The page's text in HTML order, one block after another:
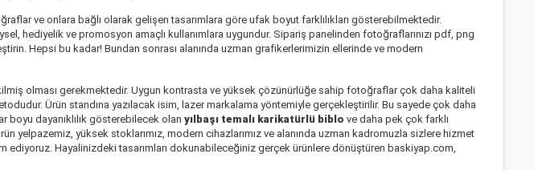
ve onlara bağlı olarak gelişen tasarımlara göre ufak boyut farklılıkları gösterebilmektedir.
hediyelik ve promosyon amaçlı kullanımlara uygundur. Sipariş panelinden fotoğraflarınızı pdf, png
Hepsi bu kadar! Bundan sonrası alanında uzman grafikerlerimizin ellerinde ve modern
olması gerekmektedir. Uygun kontrasta ve yüksek çözünürlüğe sahip fotoğraflar çok daha kaliteli
Ürün standına yazılacak isim, lazer markalama yöntemiyle gerçekleştirilir. Bu sayede çok daha
boyu dayanıklılık gösterebilecek olan yılbaşı temalı karikatürlü biblo ve daha pek çok farklı
yelpazemiz, yüksek stoklarımız, modern cihazlarımız ve alanında uzman kadromuzla sizlere hizmet
ediyoruz. Hayalinizdeki tasarımları dokunabileceğiniz gerçek ürünlere dönüştüren baskiyap.com,